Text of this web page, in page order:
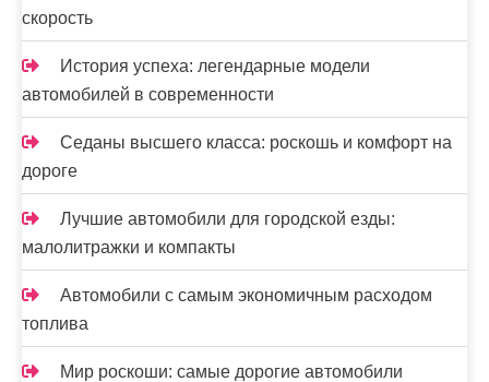
скорость
История успеха: легендарные модели
автомобилей в современности
Седаны высшего класса: роскошь и комфорт на
дороге
Лучшие автомобили для городской езды:
малолитражки и компакты
Автомобили с самым экономичным расходом
топлива
Мир роскоши: самые дорогие автомобили